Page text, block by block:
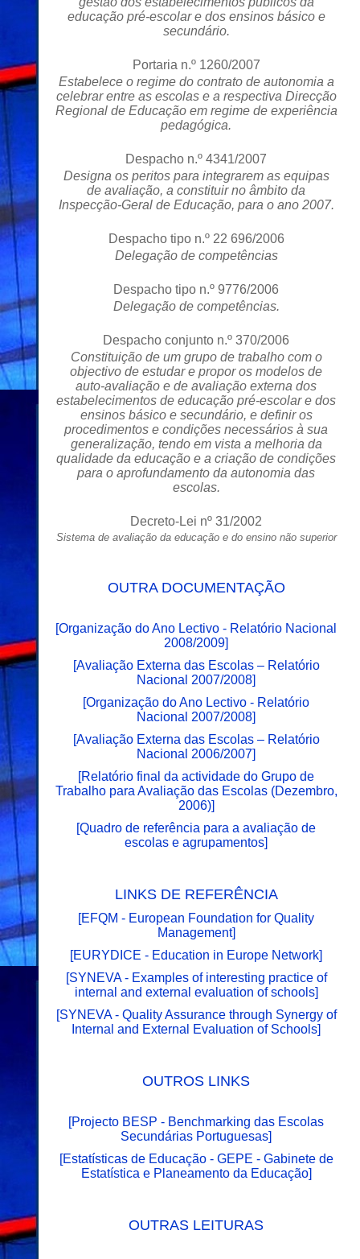
educação pré-escolar e dos ensinos básico e
secundário.
Portaria n.º 1260/2007
Estabelece o regime do contrato de autonomia a
celebrar entre as escolas e a respectiva Direcção
Regional de Educação em regime de experiência
pedagógica.
Despacho n.º 4341/2007
Designa os peritos para integrarem as equipas
de avaliação, a constituir no âmbito da
Inspecção-Geral de Educação, para o ano 2007.
Despacho tipo n.º 22 696/2006
Delegação de competências
Despacho tipo n.º 9776/2006
Delegação de competências.
Despacho conjunto n.º 370/2006
Constituição de um grupo de trabalho com o
objectivo de estudar e propor os modelos de
auto-avaliação e de avaliação externa dos
estabelecimentos de educação pré-escolar e dos
ensinos básico e secundário, e definir os
procedimentos e condições necessários à sua
generalização, tendo em vista a melhoria da
qualidade da educação e a criação de condições
para o aprofundamento da autonomia das
escolas.
Decreto-Lei nº 31/2002
Sistema de avaliação da educação e do ensino não superior
OUTRA DOCUMENTAÇÃO
[Organização do Ano Lectivo - Relatório Nacional
2008/2009]
[Avaliação Externa das Escolas – Relatório
Nacional 2007/2008]
[Organização do Ano Lectivo - Relatório
Nacional 2007/2008]
[Avaliação Externa das Escolas – Relatório
Nacional 2006/2007]
[Relatório final da actividade do Grupo de
Trabalho para Avaliação das Escolas (Dezembro,
2006)]
[Quadro de referência para a avaliação de
escolas e agrupamentos]
LINKS DE REFERÊNCIA
[EFQM - European Foundation for Quality
Management]
[EURYDICE - Education in Europe Network]
[SYNEVA - Examples of interesting practice of
internal and external evaluation of schools]
[SYNEVA - Quality Assurance through Synergy of
Internal and External Evaluation of Schools]
OUTROS LINKS
[Projecto BESP - Benchmarking das Escolas
Secundárias Portuguesas]
[Estatísticas de Educação - GEPE - Gabinete de
Estatística e Planeamento da Educação]
OUTRAS LEITURAS